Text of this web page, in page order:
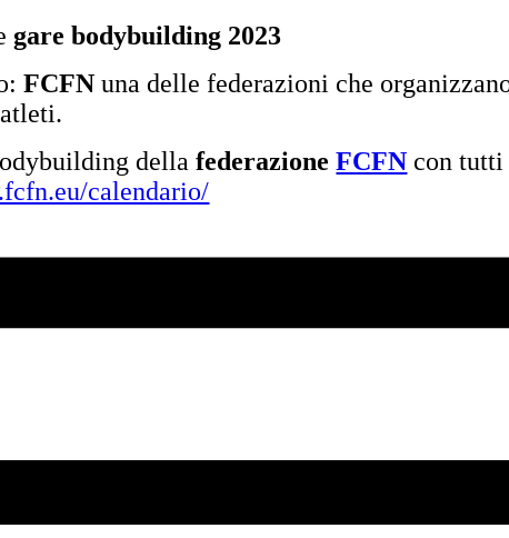
gare bodybuilding 2023
FCFNuna delle federazioni che
dellafederazioneFCFN con
calendario/